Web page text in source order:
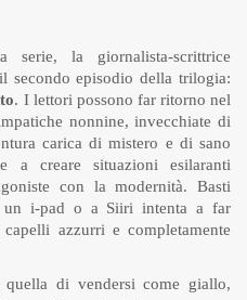
la giornalista-scrittrice
secondo episodio della trilogia:
. I lettori possono far ritorno nel
nonnine, invecchiate di
carica di mistero e di sano
a creare situazioni esilaranti
con la modernità. Basti
un i-pad o a Siiri intenta a far
azzurri e completamente
di vendersi come giallo,